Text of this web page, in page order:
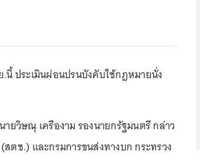
นี้ ประเมินผ่อนปรนบังคับใช้กฎหมายนั่ง
ายวิษณุ เครืองาม รองนายกรัฐมนตรี กล่าว
ตช.) และกรมการขนส่งทางบก กระทรวง